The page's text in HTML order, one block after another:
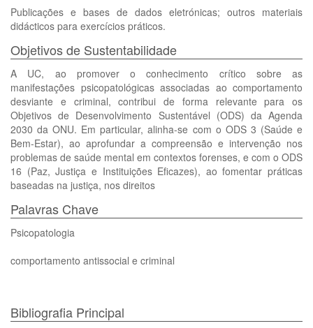
Publicações e bases de dados eletrónicas; outros materiais
didácticos para exercícios práticos.
Objetivos de Sustentabilidade
A UC, ao promover o conhecimento crítico sobre as
manifestações psicopatológicas associadas ao comportamento
desviante e criminal, contribui de forma relevante para os
Objetivos de Desenvolvimento Sustentável (ODS) da Agenda
2030 da ONU. Em particular, alinha-se com o ODS 3 (Saúde e
Bem-Estar), ao aprofundar a compreensão e intervenção nos
problemas de saúde mental em contextos forenses, e com o ODS
16 (Paz, Justiça e Instituições Eficazes), ao fomentar práticas
baseadas na justiça, nos direitos
Palavras Chave
Psicopatologia
comportamento antissocial e criminal
Bibliografia Principal